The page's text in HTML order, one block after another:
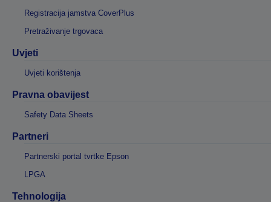
Registracija jamstva CoverPlus
Pretraživanje trgovaca
Uvjeti
Uvjeti korištenja
Pravna obavijest
Safety Data Sheets
Partneri
Partnerski portal tvrtke Epson
LPGA
Tehnologija